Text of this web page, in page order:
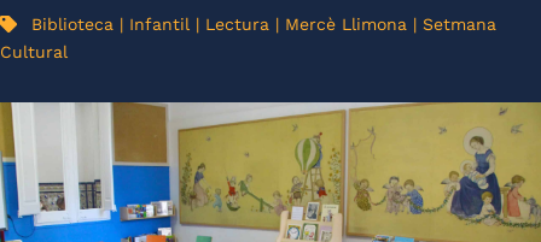
Biblioteca | Infantil | Lectura | Mercè Llimona | Setmana
Cultural